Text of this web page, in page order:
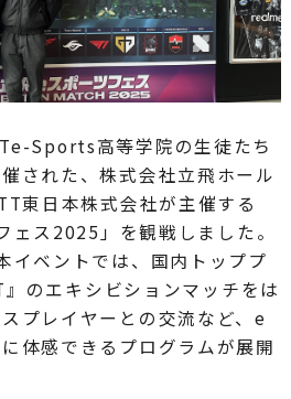
Sports高等学院の生徒たち
された、株式会社立飛ホール
東日本株式会社が主催する
ェス2025」を観戦しました。
イベントでは、国内トッププ
のエキシビションマッチをは
プレイヤーとの交流など、e
体感できるプログラムが展開